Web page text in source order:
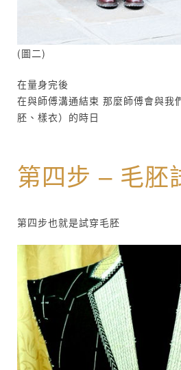
(圖二)
在量身完後
在與師傅溝通結束 那麼師傅會與我
胚、樣衣）的時日
第四步 – 毛胚
第四步也就是試穿毛胚